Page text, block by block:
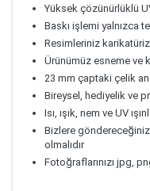
Yüksek çözünürlüklü
Baskı işlemi yalnızca
Resimleriniz
Ürünümüz esneme ve
23 mm çaptaki çelik
Bireysel, hediyelik ve
Isı, ışık, nem ve UV
Bizlere
olmalıdır
Fotoğraflarınızı jpg,